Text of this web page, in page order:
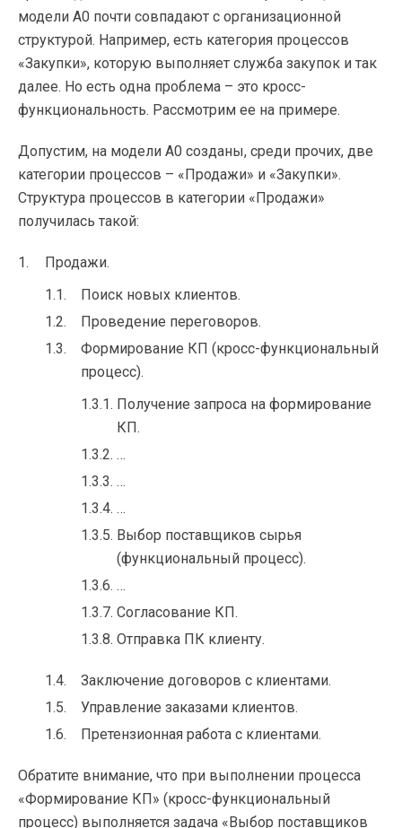
модели А0 почти совпадают с организационной
структурой. Например, есть категория процессов
«Закупки», которую выполняет служба закупок и так
далее. Но есть одна проблема – это кросс-
функциональность. Рассмотрим ее на примере.
Допустим, на модели А0 созданы, среди прочих, две
категории процессов – «Продажи» и «Закупки».
Структура процессов в категории «Продажи»
получилась такой:
Продажи.
Поиск новых клиентов.
Проведение переговоров.
Формирование КП (кросс-функциональный
процесс).
Получение запроса на формирование
КП.
…
…
…
Выбор поставщиков сырья
(функциональный процесс).
…
Согласование КП.
Отправка ПК клиенту.
Заключение договоров с клиентами.
Управление заказами клиентов.
Претензионная работа с клиентами.
Обратите внимание, что при выполнении процесса
«Формирование КП» (кросс-функциональный
процесс) выполняется задача «Выбор поставщиков